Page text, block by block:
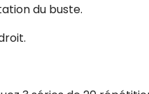
du buste.
Vous pourrez vous désinscrire en
intégré dans la newsletter. Pour en